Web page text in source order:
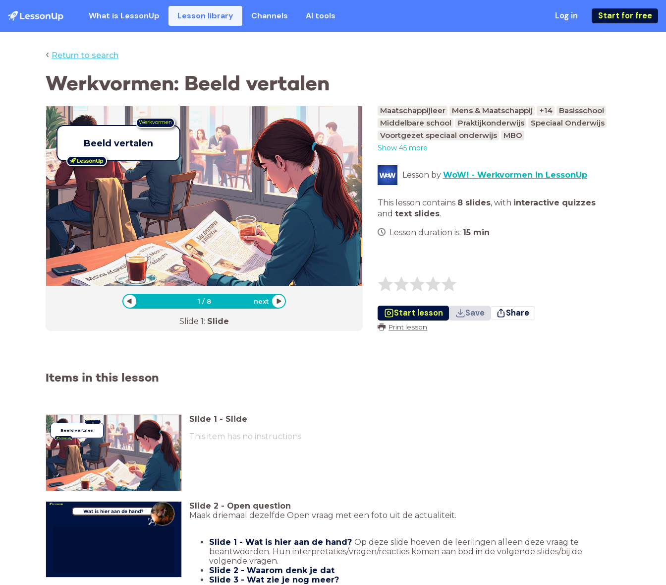
What is LessonUp Lesson library Channels AI tools Log in Start for free
‹ Return to search
Werkvormen: Beeld vertalen
Beeld vertalen
Werkvormen
1 / 8 next
Slide 1: Slide
Maatschappijleer Mens & Maatschappij +14
Basisschool
Middelbare school
Praktijkonderwijs
Speciaal Onderwijs
Voortgezet speciaal onderwijs
MBO
Show 45 more
Lesson by WoW! - Werkvormen in LessonUp
This lesson contains 8 slides, with interactive quizzes
and text slides.
Lesson duration is: 15 min
Start lesson Save Share
Print lesson
Items in this lesson
Beeld vertalen
Werkvorme
n
Slide 1 - Slide
This item has no instructions
Wat is hier aan de hand?
Slide 2 - Open question
Maak driemaal dezelfde Open vraag met een foto uit de actualiteit.
Slide 1 - Wat is hier aan de hand? Op deze slide hoeven de leerlingen alleen deze vraag te
beantwoorden. Hun interpretaties/vragen/reacties komen aan bod in de volgende slides/bij de
volgende vragen.
Slide 2 - Waarom denk je dat
Slide 3 - Wat zie je nog meer?